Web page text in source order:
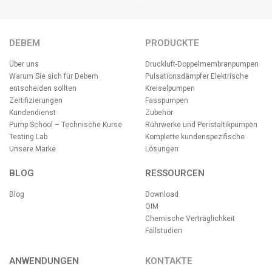
DEBEM
Über uns
Warum Sie sich für Debem
entscheiden sollten
Zertifizierungen
Kundendienst
Pump School – Technische Kurse
Testing Lab
Unsere Marke
BLOG
Blog
PRODUCKTE
Druckluft-Doppelmembranpumpen
Pulsationsdämpfer Elektrische
Kreiselpumpen
Fasspumpen
Zubehör
Rührwerke und Peristaltikpumpen
Komplette kundenspezifische
Lösungen
RESSOURCEN
Download
OIM
Chemische Verträglichkeit
Fallstudien
ANWENDUNGEN KONTAKTE